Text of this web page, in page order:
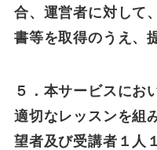
合、運営者に対して
書等を取得のうえ、
５．本サービスにお
適切なレッスンを組
望者及び受講者１人